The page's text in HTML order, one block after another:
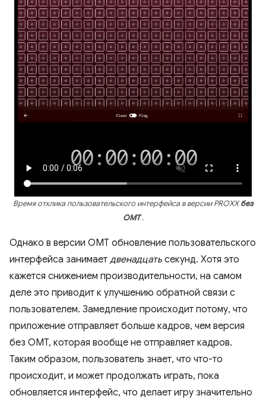
Время отклика пользовательского интерфейса в версии PROXXбез
OMT.
Однако в версии OMT обновление пользовательского
интерфейса занимает двенадцать секунд. Хотя это
кажется снижением производительности, на самом
деле это приводит к улучшению обратной связи с
пользователем. Замедление происходит потому, что
приложение отправляет больше кадров, чем версия
без OMT, которая вообще не отправляет кадров.
Таким образом, пользователь знает, что что-то
происходит, и может продолжать играть, пока
обновляется интерфейс, что делает игру значительно